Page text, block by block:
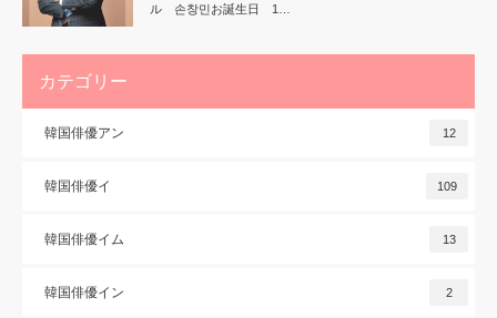
ル 손창민お誕生日 1…
カテゴリー
韓国俳優アン 12
韓国俳優イ 109
韓国俳優イム 13
韓国俳優イン 2